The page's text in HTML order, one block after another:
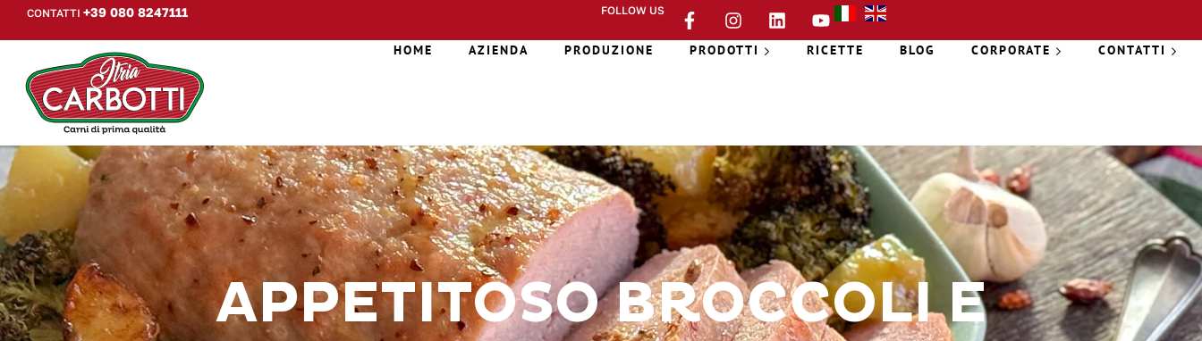
CONTATTI +39 080 8247111 FOLLOW US
HOME AZIENDA PRODUZIONE PRODOTTI RICETTE BLOG CORPORATE CONTATTI
APPETITOSO BROCCOLI E